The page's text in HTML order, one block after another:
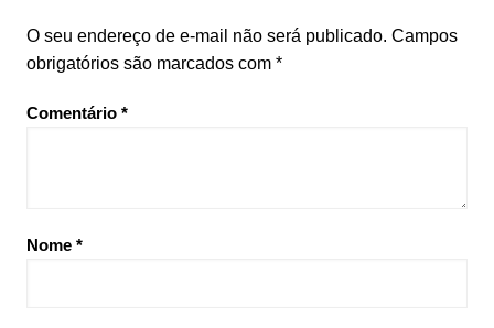
O seu endereço de e-mail não será publicado. Campos
obrigatórios são marcados com *
Comentário *
Nome *